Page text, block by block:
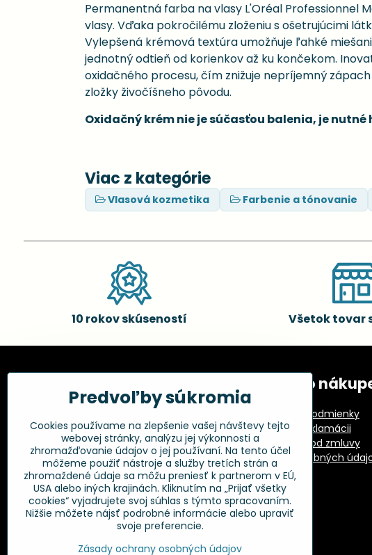
Permanentná farba na vlasy L'Oréal Professionnel
vlasy. Vďaka pokročilému zloženiu s ošetrujúcimi
Vylepšená krémová textúra umožňuje ľahké
jednotný odtieň od korienkov až ku končekom.
oxidačného procesu, čím znižuje nepríjemný
zložky živočíšneho pôvodu.
Oxidačný krém nie je súčasťou balenia, je
Viac z kategórie
Vlasová kozmetika Farbenie a tónovanie
10 rokov skúseností Všetok tovar
Kadernícke potreby, s.r.o.
Fakturačné údaje:
Kadernícke potreby, s.r.o.
Klincová 37
821 08 Bratislava
+421 948 014 333
info​@kadernickepotreby​.sk
Objednávky
Všetko o
Obchodné podmienky
Postup pri reklamácii
Odstúpenie od zmluvy
Ochrana osobných
GPSR
Predvoľby súkromia
Cookies používame na zlepšenie vašej návštevy tejto
webovej stránky, analýzu jej výkonnosti a
zhromažďovanie údajov o jej používaní. Na tento účel
môžeme použiť nástroje a služby tretích strán a
zhromaždené údaje sa môžu preniesť k partnerom v EÚ,
USA alebo iných krajinách. Kliknutím na „Prijať všetky
cookies“ vyjadrujete svoj súhlas s týmto spracovaním.
Nižšie môžete nájsť podrobné informácie alebo upraviť
svoje preferencie.
Zásady ochrany osobných údajov